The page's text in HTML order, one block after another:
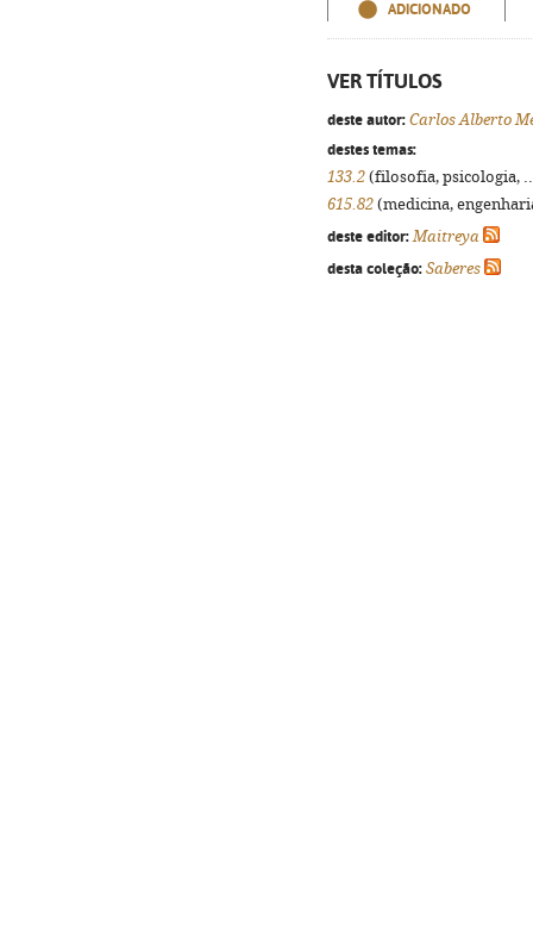
ADICIONADO
VER TÍTULOS
deste autor: Carlos Alberto
destes temas:
133.2 (filosofia, psicologia,
615.82 (medicina,
deste editor: Maitreya
desta coleção: Saberes